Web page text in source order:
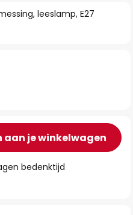
leeslamp, E27
aan je winkelwagen
bedenktijd